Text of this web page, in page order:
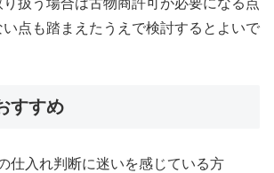
り扱う場合は古物商許可が必要になる点
点も踏まえたうえで検討するとよいで
すすめ
仕入れ判断に迷いを感じている方